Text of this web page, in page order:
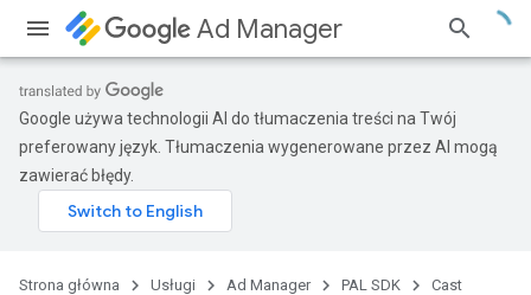
Ad Manager
Google używa technologii AI do tłumaczenia treści na Twój
preferowany język. Tłumaczenia wygenerowane przez AI mogą
zawierać błędy.
Strona główna Usługi Ad Manager PAL SDK Cast